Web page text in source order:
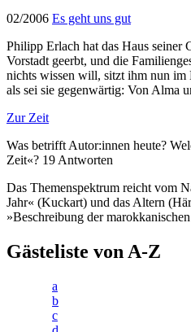
02/2006 Es geht uns gut
Philipp Erlach hat das Haus seiner
Vorstadt geerbt, und die
nichts wissen will, sitzt ihm nun im
als sei sie gegenwärtig: Von Alma
Zur Zeit
Was betrifft Autor:innen heute?
Zeit«? 19 Antworten
Das Themenspektrum reicht vom
Jahr« (Kuckart) und das Altern
»Beschreibung der
Gästeliste von A-Z
a
b
c